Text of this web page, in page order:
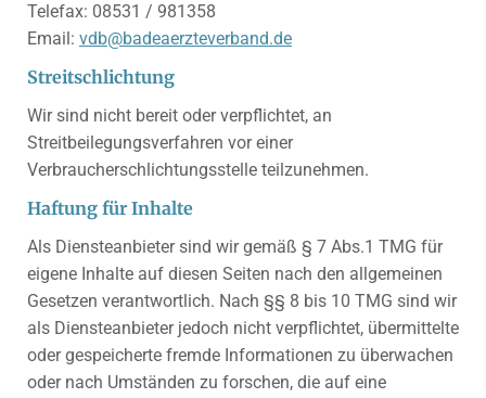
Telefax: 08531 / 981358
Email: vdb@badeaerzteverband.de
Streitschlichtung
Wir sind nicht bereit oder verpflichtet, an
Streitbeilegungsverfahren vor einer
Verbraucherschlichtungsstelle teilzunehmen.
Haftung für Inhalte
Als Diensteanbieter sind wir gemäß § 7 Abs.1 TMG für
eigene Inhalte auf diesen Seiten nach den allgemeinen
Gesetzen verantwortlich. Nach §§ 8 bis 10 TMG sind wir
als Diensteanbieter jedoch nicht verpflichtet, übermittelte
oder gespeicherte fremde Informationen zu überwachen
oder nach Umständen zu forschen, die auf eine